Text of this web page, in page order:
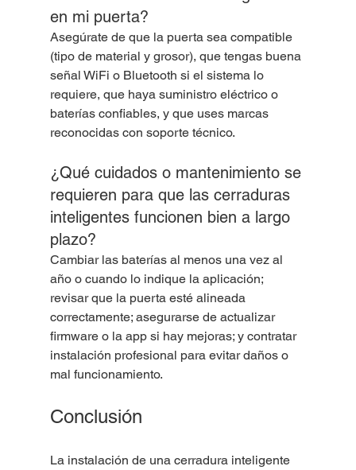
en mi puerta?
Asegúrate de que la puerta sea compatible
(tipo de material y grosor), que tengas buena
señal WiFi o Bluetooth si el sistema lo
requiere, que haya suministro eléctrico o
baterías confiables, y que uses marcas
reconocidas con soporte técnico.
¿Qué cuidados o mantenimiento se
requieren para que las cerraduras
inteligentes funcionen bien a largo
plazo?
Cambiar las baterías al menos una vez al
año o cuando lo indique la aplicación;
revisar que la puerta esté alineada
correctamente; asegurarse de actualizar
firmware o la app si hay mejoras; y contratar
instalación profesional para evitar daños o
mal funcionamiento.
Conclusión
La instalación de una cerradura inteligente